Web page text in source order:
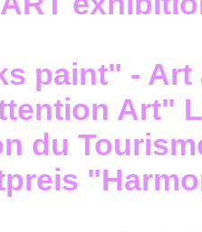
paint" -
Art"
du